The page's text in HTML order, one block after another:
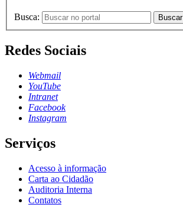
Busca: Buscar
Redes Sociais
Webmail
YouTube
Intranet
Facebook
Instagram
Serviços
Acesso à informação
Carta ao Cidadão
Auditoria Interna
Contatos